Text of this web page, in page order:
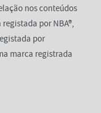
nos conteúdos
por NBA®,
por
marca registrada